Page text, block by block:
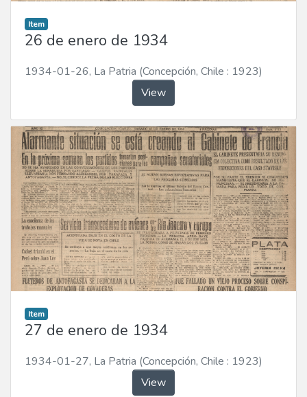
Item
26 de enero de 1934
1934-01-26, La Patria (Concepción, Chile : 1923)
View
Item
27 de enero de 1934
1934-01-27, La Patria (Concepción, Chile : 1923)
View